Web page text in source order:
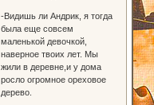
-Видишь ли Андрик, я тогда
была еще совсем
маленькой девочкой,
наверное твоих лет. Мы
жили в деревне,и у дома
росло огромное ореховое
дерево.